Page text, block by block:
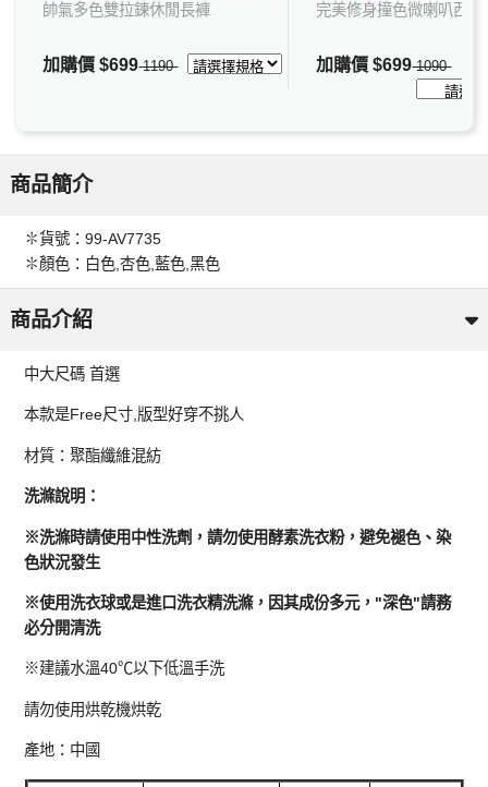
帥氣多色雙拉鍊休閒長褲
加購價$6991190
完美修身撞色微喇叭西裝
加購價$6991090
商品簡介
✽貨號：99-AV7735
✽顏色：白色,杏色,藍色,黑色
商品介紹
中大尺碼 首選
本款是Free尺寸,版型好穿不挑人
材質：聚酯纖維混紡
洗滌說明：
※洗滌時請使用中性洗劑，請勿使用酵素洗衣粉，避免褪色、染
色狀況發生
※使用洗衣球或是進口洗衣精洗滌，因其成份多元，"深色"請務
必分開清洗
※建議水溫40℃以下低溫手洗
請勿使用烘乾機烘乾
產地：中國